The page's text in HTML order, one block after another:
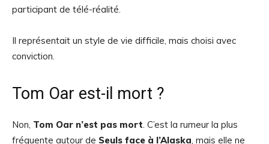
participant de télé-réalité.
Il représentait un style de vie difficile, mais choisi avec
conviction.
Tom Oar est-il mort ?
Non, Tom Oar n’est pas mort. C’est la rumeur la plus
fréquente autour de Seuls face à l’Alaska, mais elle ne